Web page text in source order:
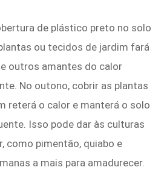
de plástico preto no solo
ou tecidos de jardim fará
outros amantes do calor
No outono, cobrir as plantas
reterá o calor e manterá o solo
Isso pode dar às culturas
como pimentão, quiabo e
a mais para amadurecer.